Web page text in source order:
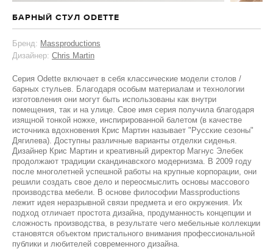
БАРНЫЙ СТУЛ ODETTE
Бренд: Massproductions
Дизайнер: Chris Martin
Серия Odette включает в себя классические модели столов /
барных стульев. Благодаря особым материалам и технологии
изготовления они могут быть использованы как внутри
помещения, так и на улице. Свое имя серия получила благодаря
изящной тонкой ножке, инспирированной балетом (в качестве
источника вдохновения Крис Мартин называет "Русские сезоны"
Дягилева). Доступны различные варианты отделки сиденья.
Дизайнер Крис Мартин и креативный директор Магнус Элебек
продолжают традиции скандинавского модернизма. В 2009 году
после многолетней успешной работы на крупные корпорации, они
решили создать свое дело и переосмыслить основы массового
производства мебели. В основе философии Massproductions
лежит идея неразрывной связи предмета и его окружения. Их
подход отличает простота дизайна, продуманность концепции и
сложность производства, в результате чего мебельные коллекции
становятся объектом пристального внимания профессиональной
публики и любителей современного дизайна.